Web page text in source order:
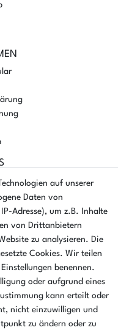
Donnerstag
Uhr
auf unserer
Daten von
Adresse), um z.B. Inhalte
von Drittanbietern
zu analysieren. Die
Cookies. Wir teilen
benennen.
oder aufgrund eines
kann erteilt oder
nicht einzuwilligen und
zu ändern oder zu